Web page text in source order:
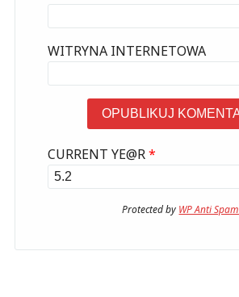
WITRYNA INTERNETOWA
CURRENT YE@R*
Protected by WP Anti Spam